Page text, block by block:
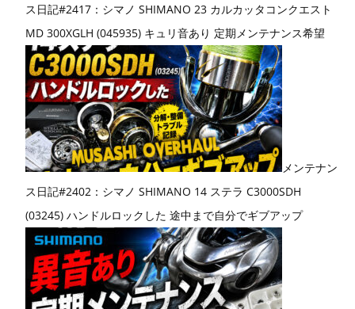
ス日記#2417：シマノ SHIMANO 23 カルカッタコンクエスト
MD 300XGLH (045935) キュリ音あり 定期メンテナンス希望
メンテナン
ス日記#2402：シマノ SHIMANO 14 ステラ C3000SDH
(03245) ハンドルロックした 途中まで自分でギブアップ